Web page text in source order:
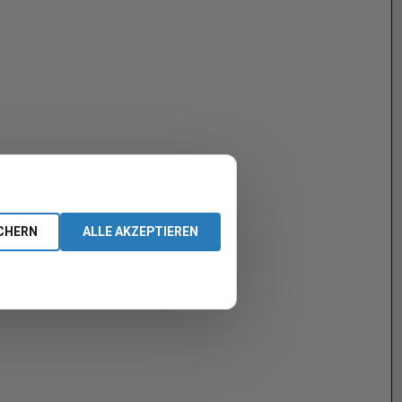
ALLE AKZEPTIEREN